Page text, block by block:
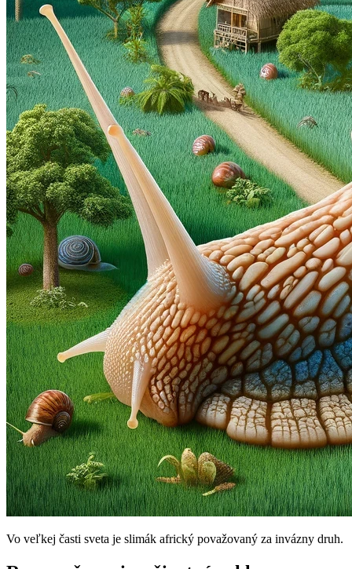
Vo veľkej časti sveta je slimák africký považovaný za invázny druh.